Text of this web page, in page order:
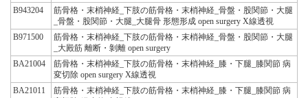
B943204
筋骨格・末梢神経_下肢の筋骨格・末梢神経_骨盤・股関節・大腿
_骨盤・股関節・大腿_大腿骨 形態形成 open surgery X線透視
B971500
筋骨格・末梢神経_下肢の筋骨格・末梢神経_骨盤・股関節・大腿
_大殿筋 離断・剝離 open surgery
BA21004
筋骨格・末梢神経_下肢の筋骨格・末梢神経_膝・下腿_膝関節 病
変切除 open surgery X線透視
BA21011
筋骨格・末梢神経_下肢の筋骨格・末梢神経_膝・下腿_膝関節 病